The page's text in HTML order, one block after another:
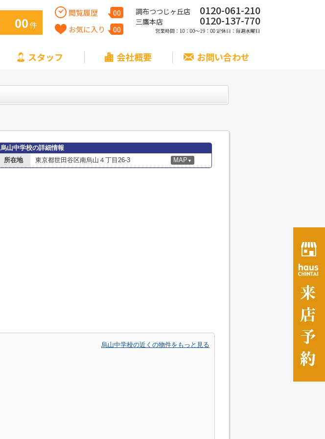
00件
閲覧履歴
00
お気に入り
00
調布つつじヶ丘店 0120-061-210
三鷹本店 0120-137-770
スタッフ 会社概要 お問い合わせ
烏山中学校の詳細情報
所在地
東京都世田谷区南烏山４丁目26-3 MAP ▼
烏山中学校の近くの物件をもっと見る